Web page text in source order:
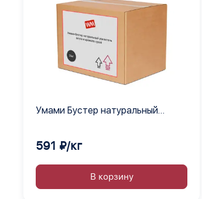
Умами Бустер натуральный
591 ₽/кг
В корзину